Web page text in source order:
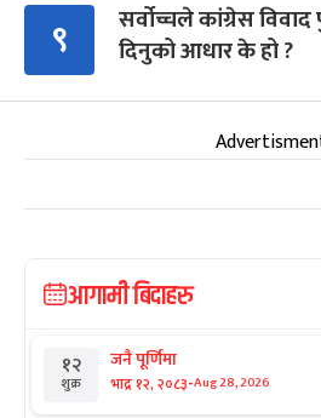
९
सर्वोच्चले कांग्रेस
दिनुको आधार के हो ?
आगामी बिदाहरु
१२
शुक्र
जनै पूर्णिमा
भाद्र १२, २०८३-Aug 28, 2026